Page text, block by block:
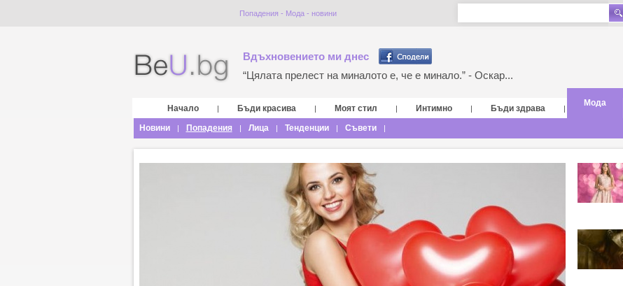
Попадения - Мода - новини
Вдъхновението ми днес
“Цялата прелест на миналото е, че е минало.” - Оскар...
Начало | Бъди красива | Моят стил | Интимно | Бъди здрава |
Мода
Новини | Попадения | Лица | Тенденции | Съвети |